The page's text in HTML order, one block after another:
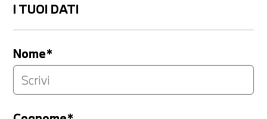
I TUOI DATI
Nome*